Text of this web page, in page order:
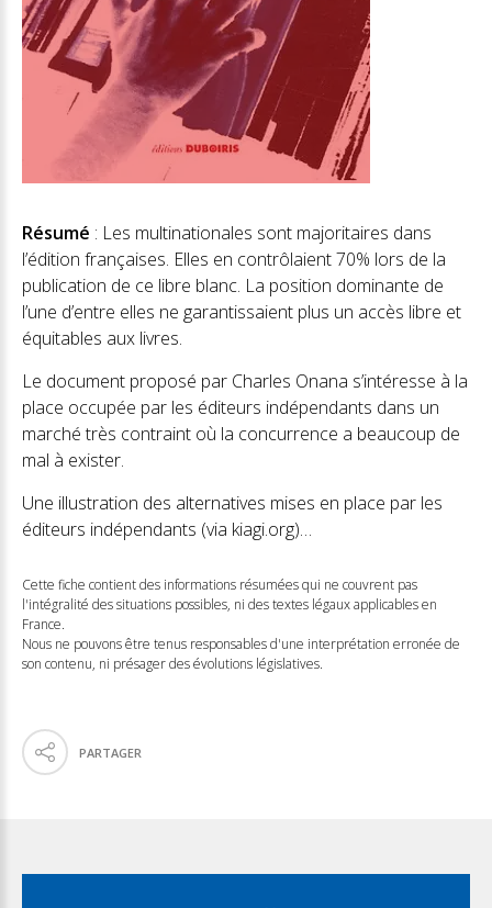
Résumé : Les multinationales sont majoritaires dans
l’édition françaises. Elles en contrôlaient 70% lors de la
publication de ce libre blanc. La position dominante de
l’une d’entre elles ne garantissaient plus un accès libre et
équitables aux livres.
Le document proposé par Charles Onana s’intéresse à la
place occupée par les éditeurs indépendants dans un
marché très contraint où la concurrence a beaucoup de
mal à exister.
Une illustration des alternatives mises en place par les
éditeurs indépendants (via kiagi.org)…
Cette fiche contient des informations résumées qui ne couvrent pas
l'intégralité des situations possibles, ni des textes légaux applicables en
France.
Nous ne pouvons être tenus responsables d'une interprétation erronée de
son contenu, ni présager des évolutions législatives.
PARTAGER